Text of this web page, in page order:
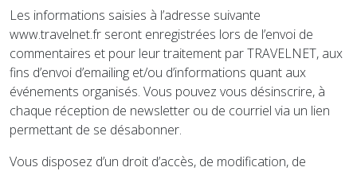
Les informations saisies à l’adresse suivante
www.travelnet.fr seront enregistrées lors de l’envoi de
commentaires et pour leur traitement par TRAVELNET, aux
fins d’envoi d’emailing et/ou d’informations quant aux
événements organisés. Vous pouvez vous désinscrire, à
chaque réception de newsletter ou de courriel via un lien
permettant de se désabonner.
Vous disposez d’un droit d’accès, de modification, de